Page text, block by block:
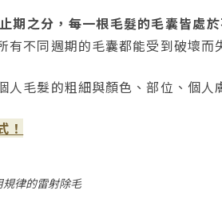
期之分，每一根毛髮的毛囊皆處
不同週期的毛囊都能受到破壞而
人毛髮的粗細與顏色、部位、個
！
律的雷射除毛